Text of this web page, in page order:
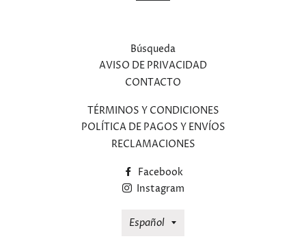
Búsqueda
AVISO DE PRIVACIDAD
CONTACTO
TÉRMINOS Y CONDICIONES
POLÍTICA DE PAGOS Y ENVÍOS
RECLAMACIONES
Facebook
Instagram
Idioma
Español